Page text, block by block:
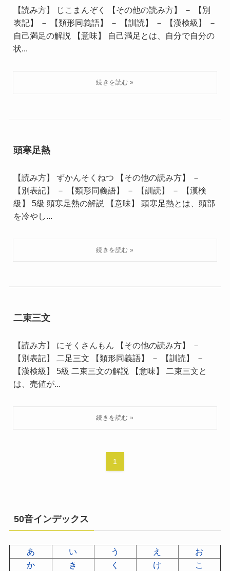
【読み方】 じこまんぞく 【その他の読み方】 － 【別
表記】 － 【類形同義語】 － 【訓読】 － 【漢検級】 －
自己満足の解説 【意味】 自己満足とは、自分で自分の
状...
頭寒足熱
【読み方】 ずかんそくねつ 【その他の読み方】 －
【別表記】 － 【類形同義語】 － 【訓読】 － 【漢検
級】 5級 頭寒足熱の解説 【意味】 頭寒足熱とは、頭部
を冷やし...
二束三文
【読み方】 にそくさんもん 【その他の読み方】 －
【別表記】 二足三文 【類形同義語】 － 【訓読】 －
【漢検級】 5級 二束三文の解説 【意味】 二束三文と
は、売値が...
1
50音インデックス
あ い う え
お
か
き く け
こ